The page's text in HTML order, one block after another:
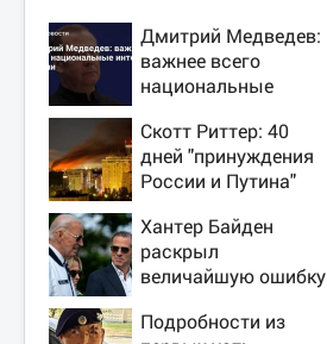
Дмитрий Медведев:
важнее всего
национальные
Скотт Риттер: 40
дней "принуждения
России и Путина"
крах режима
Зеленского
Хантер Байден
раскрыл
величайшую ошибку
бездействие против
Подробности из